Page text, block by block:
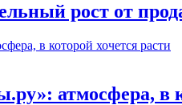
рост от
атмосфера, в